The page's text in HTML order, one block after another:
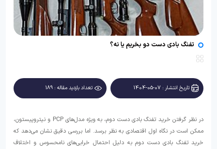
تفنگ بادی دست دو بخریم یا نه؟
تاریخ انتشار : 07-05-1404 تعداد بازدید مقاله : 189
در نظر گرفتن خرید تفنگ بادی دست دوم، به ویژه مدل‌های PCP و نیتروپیستون،
ممکن است در نگاه اول اقتصادی به نظر برسد. اما بررسی دقیق نشان می‌دهد که
خرید تفنگ بادی دست دوم به دلیل احتمال خرابی‌های نامحسوس و اختلاف